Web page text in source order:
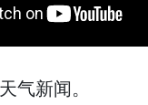
气新闻。